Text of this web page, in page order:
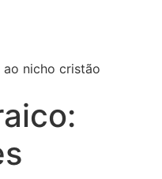
nicho cristão